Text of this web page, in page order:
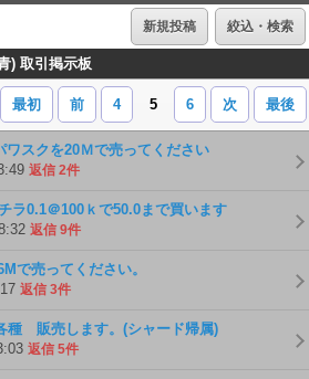
絞込・検索
新規投稿
) 取引掲示板
最初 前 4 5 6 次 最後
ワスクを20Ｍで売ってください
返信 2件
ラ0.1＠100ｋで50.0まで買います
返信 9件
で売ってください。
返信 3件
種 販売します。(シャード帰属)
返信 5件